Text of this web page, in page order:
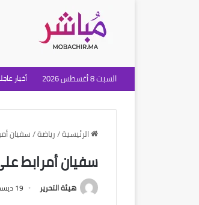
السبت 8 أغسطس 2026 أخبار
الرئيسية/رياضة/سفيان
سفيان أمرابط
هيئة التحرير 19 ديسمبر 2022 على الساعة 2:59 مساءً